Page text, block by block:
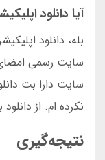
آیا دانلود
بله، دانلود
سایت رسمی امضای
سایت دارا بت
نکرده ام. از
نتیجه‌گیری